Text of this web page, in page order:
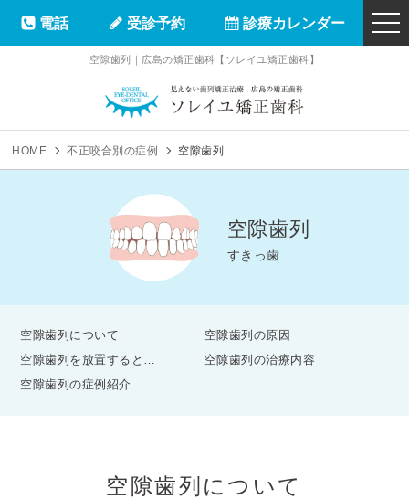
空隙歯列｜広島の矯正歯科【ソレイユ矯正歯科】
ソレイユ矯正
電話 受診予約 診療カレンダー
HOME 不正咬合別の症例 空隙歯列
空隙歯列
すきっ歯
空隙歯列について
空隙歯列の原因
空隙歯列を放置すると…
空隙歯列の治療内容
空隙歯列の症例紹介
空隙歯列について